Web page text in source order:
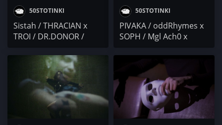
50STOTINKI
Sistah / THRACIAN x
TROI / DR.DONOR /
Funkilicious / M.R.G /
DeLaTrap
50STOTINKI
PIVAKA / oddRhymes x
SOPH / Mgl Ach0 x
C-MO / Аз + Рапежа / А.
Златев / Жлъч x
Trombobby / СПЕНС /
Pavell / Спални Места
& Членовете / Миниум
и бронз